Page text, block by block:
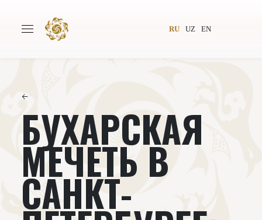
RU UZ EN
Авторы Всемирное общество
Издательство Новости
Проекты
Книги
←
БУХАРСКАЯ
МЕЧЕТЬ В
САНКТ-